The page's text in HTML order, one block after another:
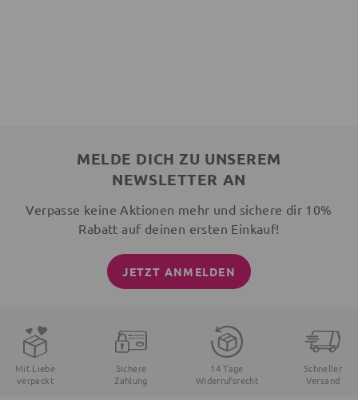
MELDE DICH ZU UNSEREM
NEWSLETTER AN
Verpasse keine Aktionen mehr und sichere dir 10%
Rabatt auf deinen ersten Einkauf!
JETZT ANMELDEN
Mit Liebe
verpackt
Sichere
Zahlung
14 Tage
Widerrufsrecht
Schneller
Versand